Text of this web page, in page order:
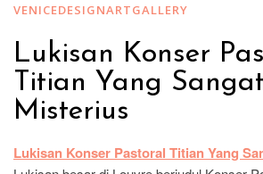
VENICEDESIGNARTGALLERY
Lukisan Konser
Titian Yang Sangat
Misterius
Lukisan Konser Pastoral Titian Yang